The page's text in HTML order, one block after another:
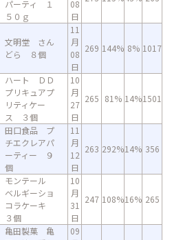
パーティ １
５０ｇ
08
日
文明堂 さん
どら ８個
11
月
08
日
269 144% 8% 1017
ハート ＤＤ
プリキュアプ
リティケー
ス ３個
10
月
27
日
265 81% 14%1501
田口食品 プ
チエクレアパ
ーティー ９
個
11
月
12
日
263 292%14% 356
モンテール
ベルギーショ
コラケーキ
３個
10
月
31
日
247 108%16% 265
亀田製菓 亀
09